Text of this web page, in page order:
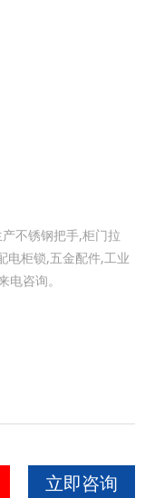
不锈钢把手,柜门拉
电柜锁,五金配件,工业
咨询。
立即咨询